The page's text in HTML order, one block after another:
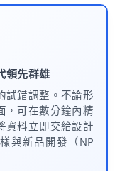
領先群雄
試錯調整。不論形
，可在數分鐘內精
資料立即交給設計
與新品開發（NP